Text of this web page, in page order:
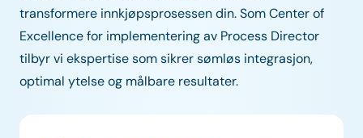
transformere innkjøpsprosessen din. Som Center of
Excellence for implementering av Process Director
tilbyr vi ekspertise som sikrer sømløs integrasjon,
optimal ytelse og målbare resultater.